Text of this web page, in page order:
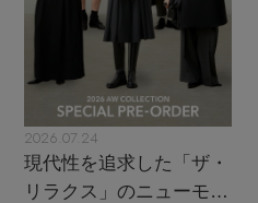
2026.07.24
現代性を追求した「ザ・
リラクス」のニューモダ